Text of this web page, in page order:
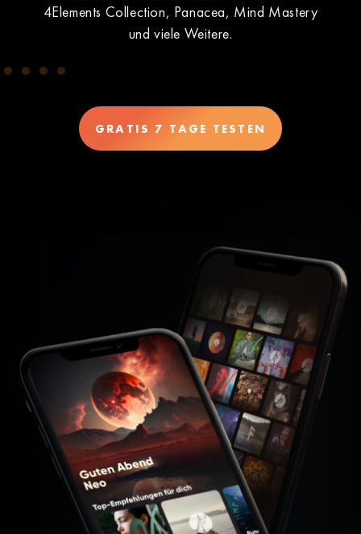
4Elements Collection, Panacea, Mind Mastery
und viele Weitere.
GRATIS 7 TAGE TESTEN